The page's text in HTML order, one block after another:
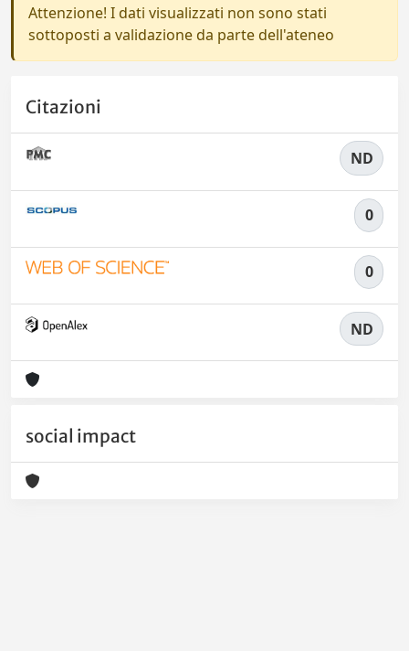
Attenzione! I dati visualizzati non sono stati
sottoposti a validazione da parte dell'ateneo
Citazioni
ND
0
0
ND
social impact